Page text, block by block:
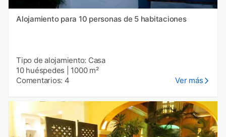
Alojamiento para 10 personas de 5 habitaciones
Tipo de alojamiento: Casa
10 huéspedes
1000 m²
Comentarios: 4
Ver más